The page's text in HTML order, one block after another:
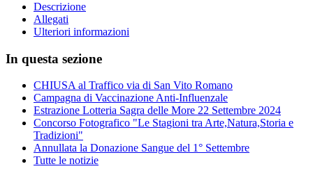
Descrizione
Allegati
Ulteriori informazioni
In questa sezione
CHIUSA al Traffico via di San Vito Romano
Campagna di Vaccinazione Anti-Influenzale
Estrazione Lotteria Sagra delle More 22 Settembre 2024
Concorso Fotografico "Le Stagioni tra Arte,Natura,Storia e
Tradizioni"
Annullata la Donazione Sangue del 1° Settembre
Tutte le notizie